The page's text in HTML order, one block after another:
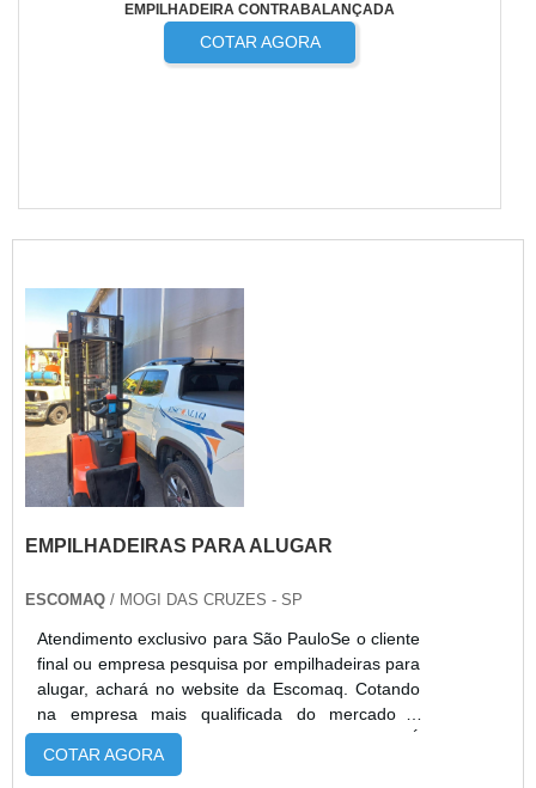
EMPILHADEIRA CONTRABALANÇADA
COTAR AGORA
EMPILHADEIRAS PARA ALUGAR
ESCOMAQ / MOGI DAS CRUZES - SP
Atendimento exclusivo para São PauloSe o cliente
final ou empresa pesquisa por empilhadeiras para
alugar, achará no website da Escomaq. Cotando
na empresa mais qualificada do mercado e
achando a melhor referência em qualidade.É
importante lembrar que o serviço deve sempre
COTAR AGORA